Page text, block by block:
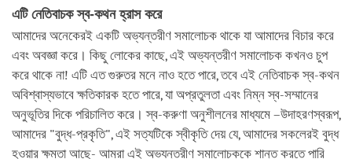
এটি নেতিবাচক স্ব-কথন হ্রাস করে
আমাদের অনেকেরই একটি অভ্যন্তরীণ সমালোচক থাকে যা আমাদের বিচার করে
এবং অবজ্ঞা করে। কিছু লোকের কাছে, এই অভ্যন্তরীণ সমালোচক কখনও চুপ
করে থাকে না! এটি এত গুরুতর মনে নাও হতে পারে, তবে এই নেতিবাচক স্ব-কথন
অবিশ্বাস্যভাবে ক্ষতিকারক হতে পারে, যা অপ্রতুলতা এবং নিম্ন স্ব-সম্মানের
অনুভূতির দিকে পরিচালিত করে। স্ব-করুণা অনুশীলনের মাধ্যমে –উদাহরণস্বরূপ,
আমাদের "বুদ্ধ-প্রকৃতি", এই সত্যটিকে স্বীকৃতি দেয় যে, আমাদের সকলেরই বুদ্ধ
হওয়ার ক্ষমতা আছে- আমরা এই অভ্যন্তরীণ সমালোচককে শান্ত করতে পারি